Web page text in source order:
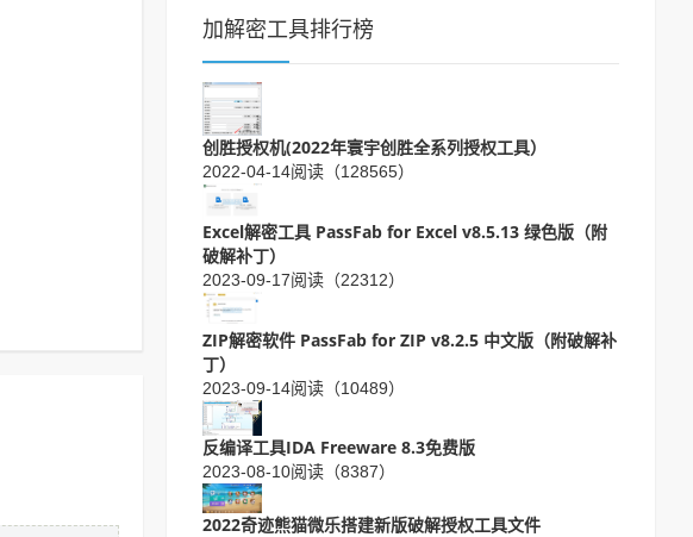
加解密工具排行榜
创胜授权机(2022年寰宇创胜全系列授权工具）
2022-04-14阅读（128565）
Excel解密工具 PassFab for Excel v8.5.13 绿色版（附
破解补丁）
2023-09-17阅读（22312）
ZIP解密软件 PassFab for ZIP v8.2.5 中文版（附破解补
丁）
2023-09-14阅读（10489）
反编译工具IDA Freeware 8.3免费版
2023-08-10阅读（8387）
2022奇迹熊猫微乐搭建新版破解授权工具文件